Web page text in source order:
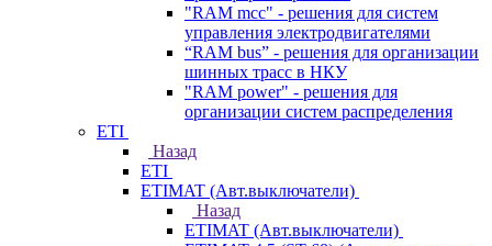
"RAM mcc" - решения для систем
управления электродвигателями
“RAM bus” - решения для организации
шинных трасс в НКУ
"RAM power" - решения для
организации систем распределения
ETI
Назад
ETI
ETIMAT (Авт.выключатели)
Назад
ETIMAT (Авт.выключатели)